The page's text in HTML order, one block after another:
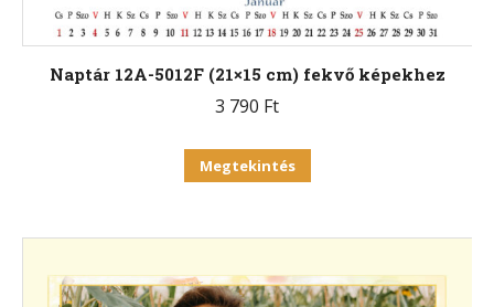
Naptár 12A-5012F (21×15 cm) fekvő képekhez
3 790 Ft
Megtekintés
variációja